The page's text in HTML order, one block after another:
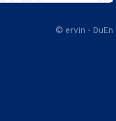
© ervin - DuEn